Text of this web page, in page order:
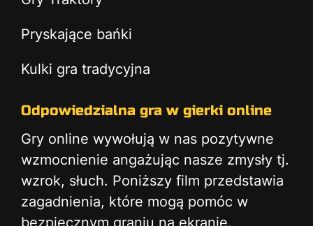
Pryskające bańki
Kulki gra tradycyjna
Odpowiedzialna gra w gierki online
Gry online wywołują w nas pozytywne
wzmocnienie angażując nasze zmysły tj.
wzrok, słuch. Poniższy film przedstawia
zagadnienia, które mogą pomóc w
bezpiecznym graniu na ekranie.